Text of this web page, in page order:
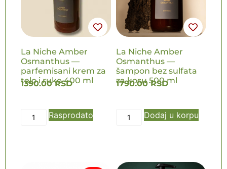
La Niche Amber
Osmanthus —
parfemisani krem za
telo i ruke 400 ml
1390.00RSD
Rasprodato
La Niche Amber
Osmanthus —
šampon bez sulfata
za kosu 500 ml
1790.00RSD
Dodaj u korpu